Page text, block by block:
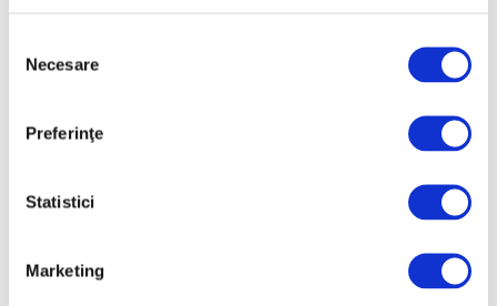
consimțământului
Necesare
Preferinţe
Statistici
Marketing
Pe aceeași temă